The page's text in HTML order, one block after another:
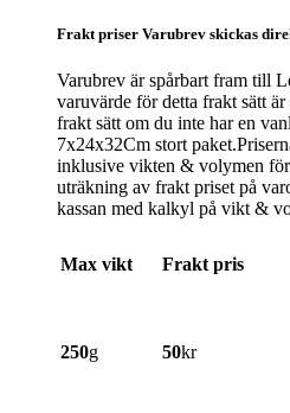
Frakt priser Varubrev skickas
Varubrev är spårbart fram till
varuvärde för detta frakt sätt är
frakt sätt om du inte har en
7x24x32Cm stort
inklusive vikten & volymen
uträkning av frakt priset på
kassan med kalkyl på vikt &
Max vikt Frakt pris
250g 50kr